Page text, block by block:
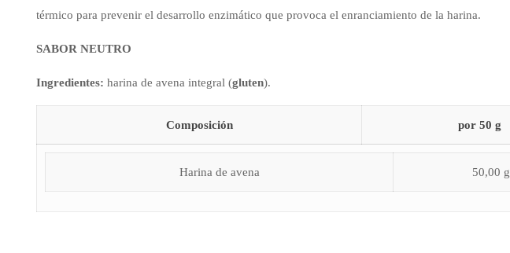
térmico para prevenir el desarrollo enzimático que provoca el enranciamiento de la harina.
SABOR NEUTRO
Ingredientes: harina de avena integral (gluten).
Composición por 50 g
Harina de avena 50,00 g